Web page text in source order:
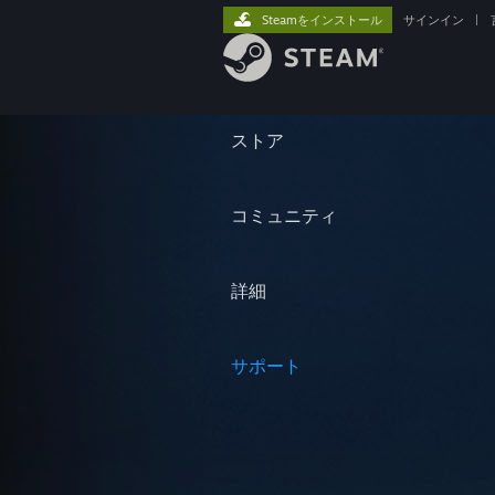
ストア
コミュニティ
詳細
サポート
Steamをインストール サインイン